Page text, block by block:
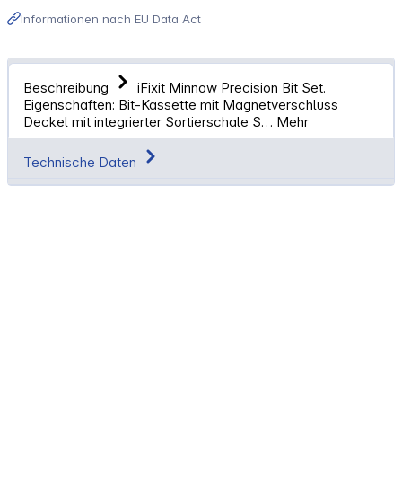
Informationen nach EU Data Act
Beschreibung
iFixit Minnow Precision Bit Set.
Eigenschaften: Bit-Kassette mit Magnetverschluss
Deckel mit integrierter Sortierschale S… Mehr
Technische Daten